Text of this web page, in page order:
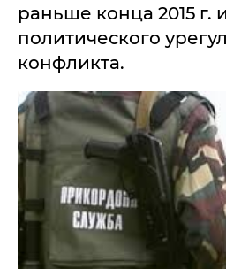
раньше конца 2015 г.
политического
конфликта.